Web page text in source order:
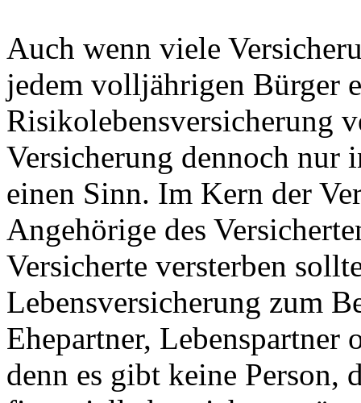
Auch wenn viele
jedem volljährigen Bürger
Risikolebensversicherung
Versicherung dennoch nur
einen Sinn. Im Kern der
Angehörige des
Versicherte versterben
Lebensversicherung zum
Ehepartner,
denn es gibt keine Person,